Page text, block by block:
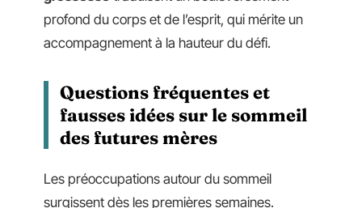
profond du corps et de l’esprit, qui mérite un
accompagnement à la hauteur du défi.
Questions fréquentes et
fausses idées sur le sommeil
des futures mères
Les préoccupations autour du sommeil
surgissent dès les premières semaines.